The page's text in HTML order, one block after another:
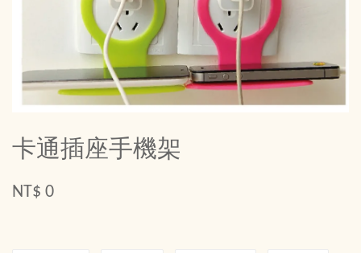
卡通插座手機架
NT$ 0